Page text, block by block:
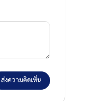
ส่งความคิดเห็น